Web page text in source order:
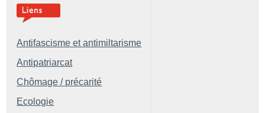
Antifascisme et antimiltarisme
Antipatriarcat
Chômage / précarité
Ecologie